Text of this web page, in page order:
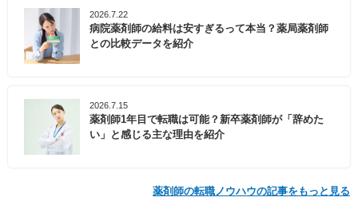
2026.7.22
病院薬剤師の給料は安すぎるって本当？薬局薬剤師
との比較データを紹介
2026.7.15
薬剤師1年目で転職は可能？新卒薬剤師が「辞めた
い」と感じる主な理由を紹介
薬剤師の転職ノウハウの記事をもっと見る